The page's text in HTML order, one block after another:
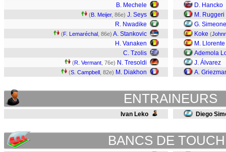
B. Mechele
(B. Meijer, 86e) J. Seys
R. Nwadike
(F. Lemaréchal , 86e) A. Stankovic
H. Vanaken
C. Tzolis
(R. Vermant , 76e) N. Tresoldi
(S. Campbell , 82e) M. Diakhon
D. Hancko
M. Ruggeri
G. Simeone
Koke (
M. Llorente
Ademola
J. Álvarez
A.
ENTRAINEURS
Ivan Leko Diego
BANCS DE